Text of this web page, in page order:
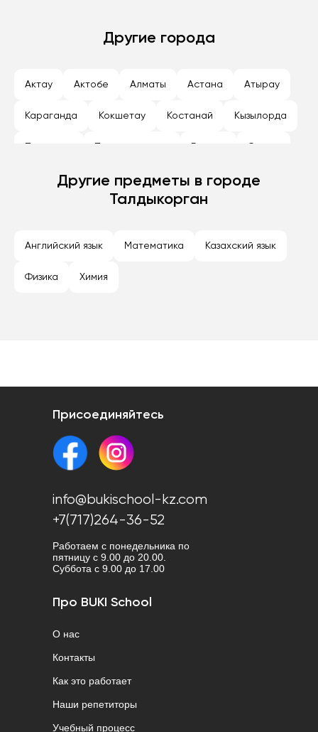
Другие города
Актау Актобе Алматы Астана Атырау
Караганда Кокшетау Костанай Кызылорда
Талдыкорган Тараз Темиртау Туркестан
Экибастуз
Другие предметы в городе
Талдыкорган
Английский язык Математика Казахский язык
Физика Химия
Присоединяйтесь
info@bukischool-kz.com
+7(717)264-36-52
Работаем с понедельника по
пятницу с 9.00 до 20.00.
Cуббота с 9.00 до 17.00
Про BUKI School
О нас
Контакты
Как это работает
Наши репетиторы
Учебный процесс